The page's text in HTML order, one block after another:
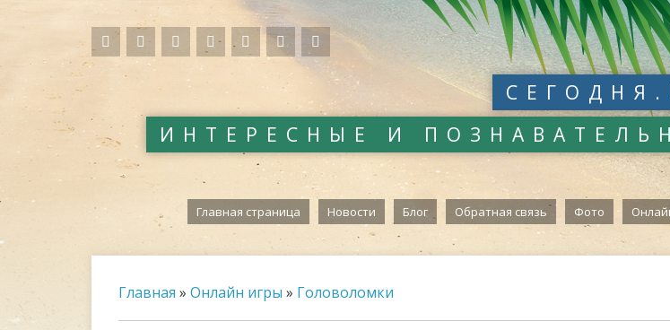
ИНТЕРЕСНЫЕ И
Главная страница Новости Блог Обратная связь Фото
Главная » Онлайн игры » Головоломки